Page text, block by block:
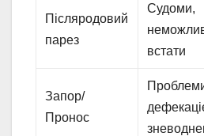
Післяродовий
парез
Судоми,
встати
Запор/
Пронос